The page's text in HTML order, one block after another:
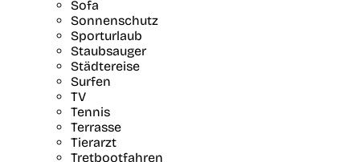
Sofa
Sonnenschutz
Sporturlaub
Staubsauger
Städtereise
Surfen
TV
Tennis
Terrasse
Tierarzt
Tretbootfahren